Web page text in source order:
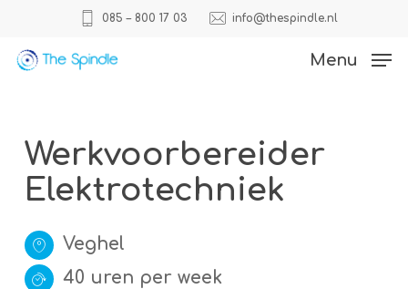
main
085 – 800 17 03 info@thespindle.nl
Menu
Werkvoorbereider
Elektrotechniek
Veghel
40 uren per week
Close